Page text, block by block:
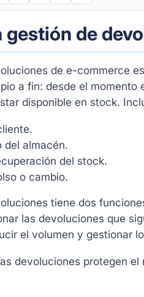
gestión de
de e-commerce
a fin: desde el
disponible en stock.
del almacén.
del stock.
o cambio.
tiene dos
las devoluciones que
el volumen y gestionar
devoluciones protegen